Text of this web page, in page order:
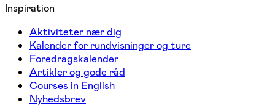
Inspiration
Aktiviteter nær dig
Kalender for rundvisninger og ture
Foredragskalender
Artikler og gode råd
Courses in English
Nyhedsbrev